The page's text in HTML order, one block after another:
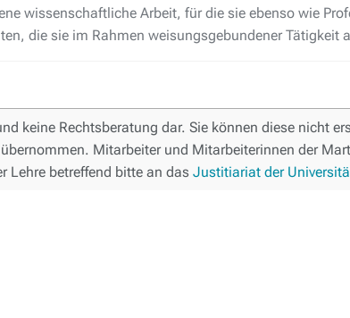
wissenschaftliche Arbeit, für die sie ebenso wie
die sie im Rahmen weisungsgebundener Tätigkeit
keine Rechtsberatung dar. Sie können diese nicht
Mitarbeiter und Mitarbeiterinnen der
Lehre betreffend bitte an das Justitiariat der